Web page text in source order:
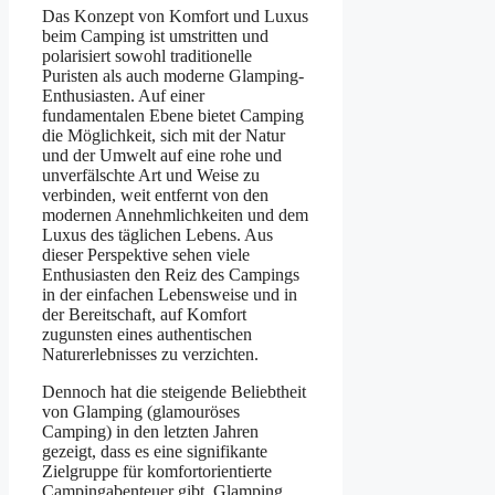
Das Konzept von Komfort und Luxus
beim Camping ist umstritten und
polarisiert sowohl traditionelle
Puristen als auch moderne Glamping-
Enthusiasten. Auf einer
fundamentalen Ebene bietet Camping
die Möglichkeit, sich mit der Natur
und der Umwelt auf eine rohe und
unverfälschte Art und Weise zu
verbinden, weit entfernt von den
modernen Annehmlichkeiten und dem
Luxus des täglichen Lebens. Aus
dieser Perspektive sehen viele
Enthusiasten den Reiz des Campings
in der einfachen Lebensweise und in
der Bereitschaft, auf Komfort
zugunsten eines authentischen
Naturerlebnisses zu verzichten.
Dennoch hat die steigende Beliebtheit
von Glamping (glamouröses
Camping) in den letzten Jahren
gezeigt, dass es eine signifikante
Zielgruppe für komfortorientierte